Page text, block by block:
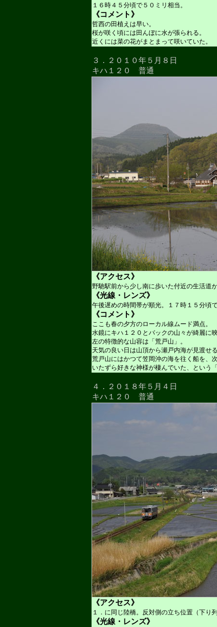
１６時４５分頃で５０ミリ相当。
《コメント》
哲西の田植えは早い。
桜が咲く頃には田んぼに水が張られる。
近くには菜の花がまとまって咲いていた。
３．２０１０年５月８日
キハ１２０ 普通
《アクセス》
野馳駅前から少し南に歩いた付近の生活道
《光線・レンズ》
午後遅めの時間帯が順光。１７時１５分頃
《コメント》
ここも春の夕方のローカル線ムード満点。
水鏡にキハ１２０とバックの山々が綺麗に
左の特徴的な山容は「荒戸山」。
天気の良い日は山頂から瀬戸内海が見渡せ
荒戸山にはかつて笠岡沖の海を往く船を、
いたずら好きな神様が棲んでいた、という
４．２０１８年５月４日
キハ１２０ 普通
《アクセス》
１．に同じ陸橋。反対側の立ち位置（下り
《光線・レンズ》